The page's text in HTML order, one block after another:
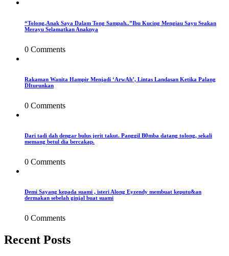
“Tolong,Anak Saya Dalam Tong Sampah..”Ibu Kucing Mengiau Sayu Seakan
Merayu Selamatkan Anaknya
0 Comments
Rakaman Wanita Hampir Menjadi ‘ArwAh’, Lintas Landasan Ketika Palang
DIturunkan
0 Comments
Dari tadi dah dengar bulus jerit takut. Panggil B0mba datang tolong, sekali
memang betul dia bercakap.
0 Comments
Demi Sayang kepada suami , isteri Along Eyzendy membuat keputu&an
dermakan sebelah ginjal buat suami
0 Comments
Recent Posts